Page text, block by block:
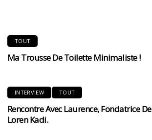
TOUT
Ma Trousse De Toilette Minimaliste !
INTERVIEW TOUT
Rencontre Avec Laurence, Fondatrice De
Loren Kadi.